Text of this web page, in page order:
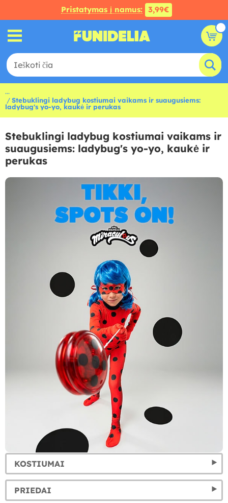
Pristatymas į namus: 3,99€
...
Stebuklingi ladybug kostiumai vaikams ir suaugusiems:
ladybug's yo-yo, kaukė ir perukas
Stebuklingi ladybug kostiumai vaikams ir
suaugusiems: ladybug's yo-yo, kaukė ir
perukas
KOSTIUMAI
PRIEDAI